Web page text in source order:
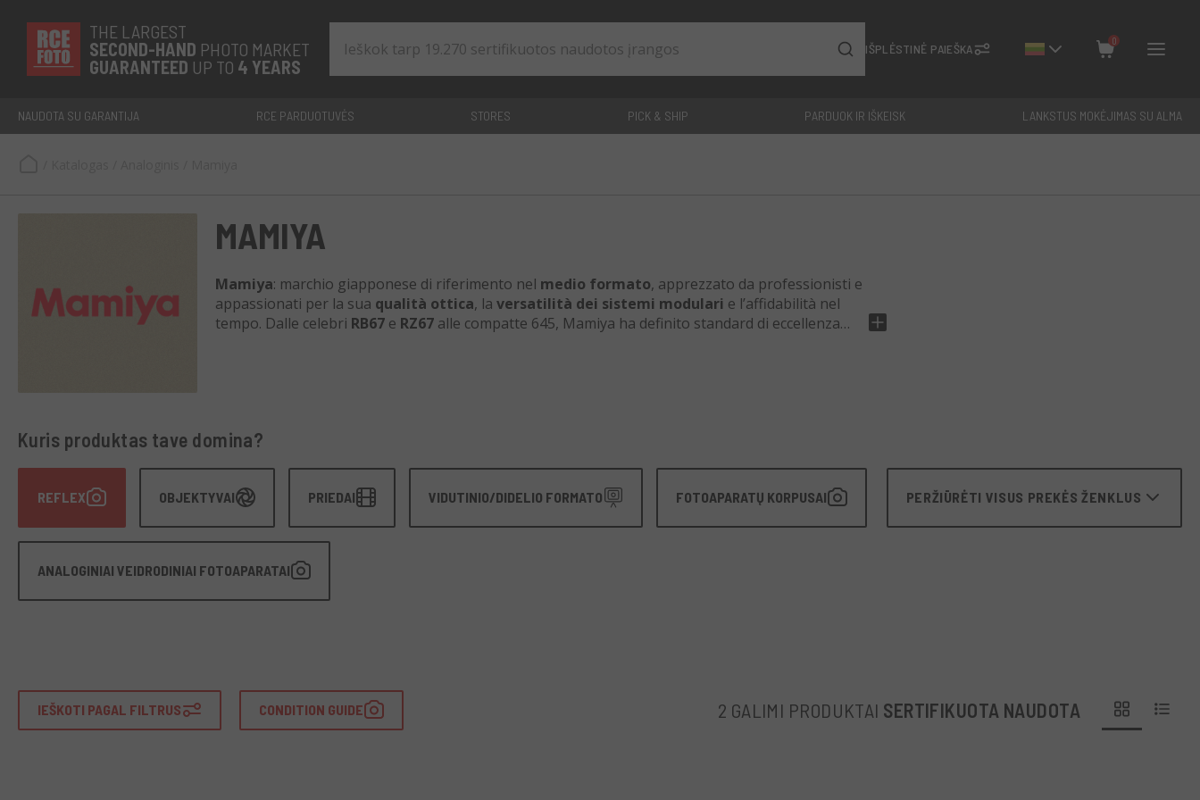
THE LARGEST
SECOND-HAND PHOTO MARKET
GUARANTEED UP TO 4 YEARS
IŠPLĖSTINĖ PAIEŠKA
0
Uždaryti
NAUDOTA SU GARANTIJA RCE PARDUOTUVĖS STORES PICK & SHIP PARDUOK IR IŠKEISK LANKSTUS MOKĖJIMAS SU ALMA
MAMIYA
Mamiya: marchio giapponese di riferimento nel medio formato, apprezzato da professionisti e
appassionati per la sua qualità ottica, la versatilità dei sistemi modulari e l’affidabilità nel
tempo. Dalle celebri RB67e RZ67alle compatte 645, Mamiya ha definito standard di eccellenza
Kuris produktas tave domina?
REFLEX OBJEKTYVAI PRIEDAI VIDUTINIO/DIDELIO FORMATO FOTOAPARATŲ KORPUSAI
ANALOGINIAI VEIDRODINIAI FOTOAPARATAI
PERŽIŪRĖTI VISUS PREKĖS ŽENKLUS
IEŠKOTI PAGAL FILTRUS CONDITION GUIDE 2 GALIMI PRODUKTAI SERTIFIKUOTA NAUDOTA